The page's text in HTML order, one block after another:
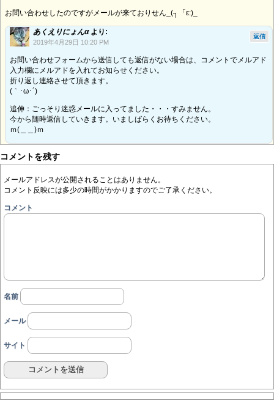
お問い合わせしたのですがメールが来ておりせん_(┐「ε:)_
あくえりにょんα より:
2019年4月29日 10:20 PM
お問い合わせフォームから送信しても返信がない場合は、コメントでメルアド
入力欄にメルアドを入れてお知らせください。
折り返し連絡させて頂きます。
(｀･ω･´)ゞ
追伸：ごっそり迷惑メールに入ってました・・・すみません。
今から随時返信していきます。いましばらくお待ちください。
ｍ(＿＿)ｍ
返信
コメントを残す
メールアドレスが公開されることはありません。
コメント反映には多少の時間がかかりますのでご了承ください。
コメント
名前
メール
サイト